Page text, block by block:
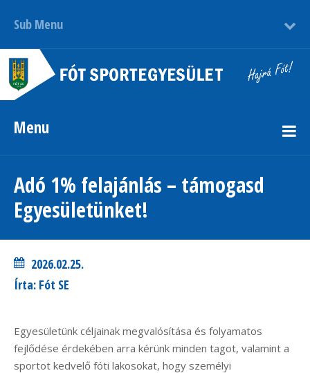
Sub Menu
Menu
Adó 1% felajánlás – támogasd
Egyesületünket!
2026.02.25.
Írta: Fót SE
Egyesületünk céljainak megvalósítása és folyamatos
fejlődése érdekében arra kérünk minden tagot, valamint a
sportot kedvelő fóti lakosokat, hogy személyi